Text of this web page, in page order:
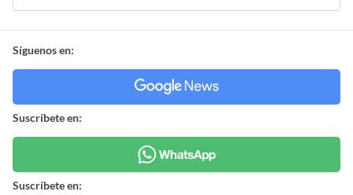
Síguenos en:
Suscríbete en:
Suscríbete en: